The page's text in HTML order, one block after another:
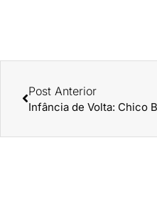
Post Anterior
Infância de Volta: Chico